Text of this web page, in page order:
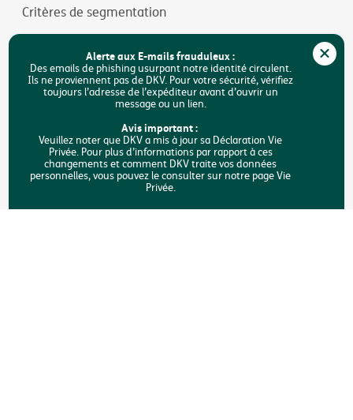
Critères de segmentation
Jobs
Durabilité
Accessibilité
Rechercher
Alerte aux E-mails frauduleux :
Des emails de phishing usurpant notre identité circulent.
Ils ne proviennent pas de DKV. Pour votre sécurité, vérifiez
toujours l’adresse de l’expéditeur avant d’ouvrir un
message ou un lien.
Avis important :
Veuillez noter que DKV a mis à jour sa Déclaration Vie
Privée. Pour plus d’informations par rapport à ces
changements et comment DKV traite vos données
personnelles, vous pouvez le consulter sur notre page Vie
Privée.